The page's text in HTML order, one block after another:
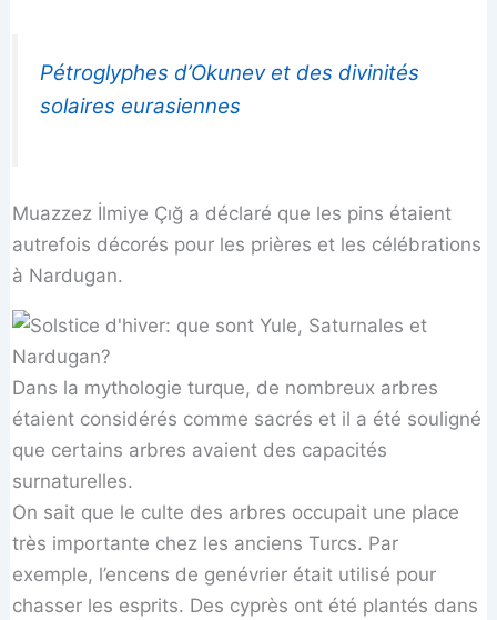
Pétroglyphes d’Okunev et des divinités
solaires eurasiennes
Muazzez İlmiye Çığ a déclaré que les pins étaient
autrefois décorés pour les prières et les célébrations
à Nardugan.
Dans la mythologie turque, de nombreux arbres
étaient considérés comme sacrés et il a été souligné
que certains arbres avaient des capacités
surnaturelles.
On sait que le culte des arbres occupait une place
très importante chez les anciens Turcs. Par
exemple, l’encens de genévrier était utilisé pour
chasser les esprits. Des cyprès ont été plantés dans